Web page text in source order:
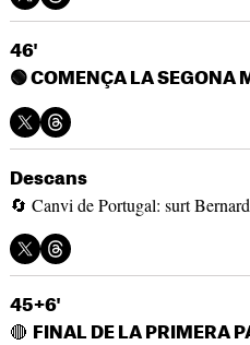
46'
🟢COMENÇA LA SEGONA
Descans
🔄 Canvi de Portugal: surt
45+6'
🔴
FINAL DE LA PRIMERA